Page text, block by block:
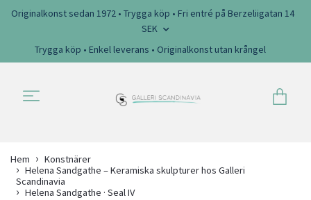
Originalkonst sedan 1972 • Trygga köp • Fri entré på Berzeliigatan 14
SEK
Trygga köp • Enkel leverans • Originalkonst utan krångel
Hem
Konstnärer
Helena Sandgathe – Keramiska skulpturer hos Galleri
Scandinavia
Helena Sandgathe · Seal IV